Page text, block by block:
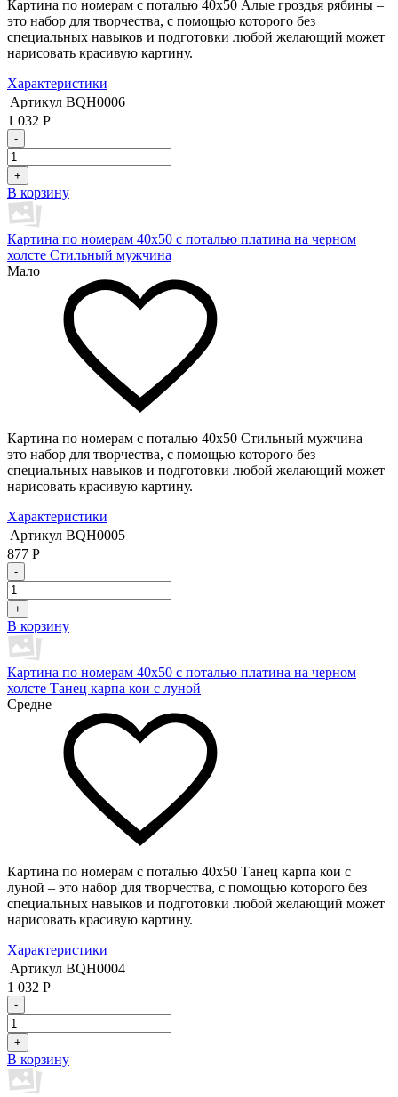
Картина по номерам с поталью 40х50 Алые гроздья рябины –
это набор для творчества, с помощью которого без
специальных навыков и подготовки любой желающий может
нарисовать красивую картину.
Характеристики
Артикул BQH0006
1 032 Р
-
+
В корзину
Картина по номерам 40х50 с поталью платина на черном
холсте Стильный мужчина
Мало
Картина по номерам с поталью 40х50 Стильный мужчина –
это набор для творчества, с помощью которого без
специальных навыков и подготовки любой желающий может
нарисовать красивую картину.
Характеристики
Артикул BQH0005
877 Р
-
+
В корзину
Картина по номерам 40х50 с поталью платина на черном
холсте Танец карпа кои с луной
Средне
Картина по номерам с поталью 40х50 Танец карпа кои с
луной – это набор для творчества, с помощью которого без
специальных навыков и подготовки любой желающий может
нарисовать красивую картину.
Характеристики
Артикул BQH0004
1 032 Р
-
+
В корзину